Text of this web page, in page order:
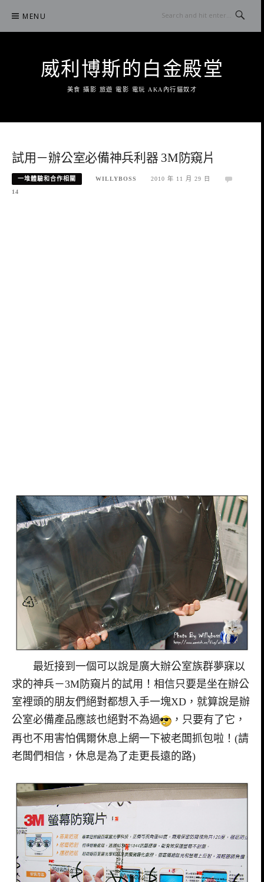
content
MENU
威利博斯的白金殿堂
美食 攝影 旅遊 電影 電玩 AKA內行貓奴才
試用－辦公室必備神兵利器 3M防窺片
一堆體驗和合作相關 WILLYBOSS
2010 年 11 月 29 日
14
最近接到一個可以說是廣大辦公室族群夢寐以
求的神兵－3M防窺片的試用！相信只要是坐在辦公
室裡頭的朋友們絕對都想入手一塊XD，就算說是辦
公室必備產品應該也絕對不為過
，只要有了它，
再也不用害怕偶爾休息上網一下被老闆抓包啦！(請
老闆們相信，休息是為了走更長遠的路)